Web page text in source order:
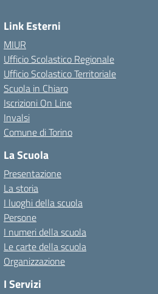
Link Esterni
MIUR
Ufficio Scolastico Regionale
Ufficio Scolastico Territoriale
Scuola in Chiaro
Iscrizioni On Line
Invalsi
Comune di Torino
La Scuola
Presentazione
La storia
I luoghi della scuola
Persone
I numeri della scuola
Le carte della scuola
Organizzazione
I Servizi